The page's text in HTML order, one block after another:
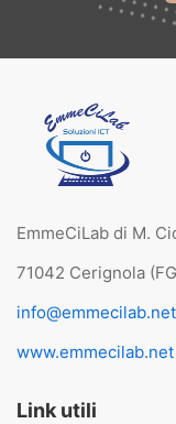
EmmeCiLab di M.
71042 Cerignola
info@emmecilab.net
www.emmecilab.net
Link utili